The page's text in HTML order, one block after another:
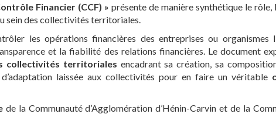
Financier (CCF) » présente de manière synthétique le rôle,
sein des collectivités territoriales.
les opérations financières des entreprises ou organismes
et la fiabilité des relations financières. Le document
collectivités territoriales encadrant sa création, sa
laissée aux collectivités pour en faire un véritable
de la Communauté d’Agglomération d’Hénin-Carvin et de la